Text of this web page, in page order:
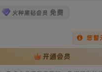
火种黑钻会员 免费
您暂
开通会员